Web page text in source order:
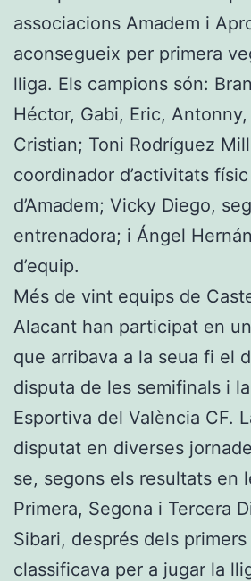
associacions Amadem i
aconsegueix per primera
lliga. Els campions són:
Héctor, Gabi, Eric,
Cristian; Toni Rodríguez
coordinador d’activitats
d’Amadem; Vicky Diego,
entrenadora; i Ángel
d’equip.
Més de vint equips de
Alacant han participat en
que arribava a la seua fi el
disputa de les semifinals i
Esportiva del València CF.
disputat en diverses
se, segons els resultats en
Primera, Segona i Tercera
Sibari, després dels
classificava per a jugar la